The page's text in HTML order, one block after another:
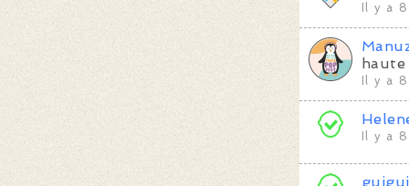
Il y a
Il y a
Il y a